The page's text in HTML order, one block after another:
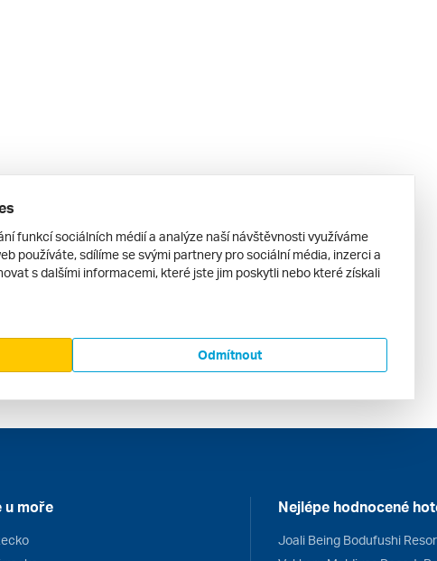
u moře Nejlépe hodnocené
Joali Being Bodufushi
funkcí sociálních médií a analýze naší návštěvnosti využíváme
používáte, sdílíme se svými partnery pro sociální média, inzerci a
s dalšími informacemi, které jste jim poskytli nebo které získali
Odmítnout